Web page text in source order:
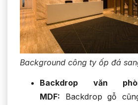
Background công ty ốp đá
Backdrop văn
MDF: Backdrop gỗ